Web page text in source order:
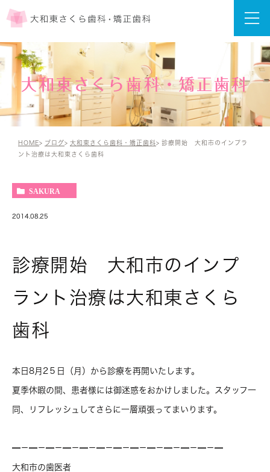
大和東さくら歯科・矯正歯科
HOME ブログ 大和東さくら歯科・矯正歯科
診療開始 大和市のインプラ
ント治療は大和東さくら歯科
SAKURA
2014.08.25
診療開始 大和市のインプ
ラント治療は大和東さくら
歯科
本日8月2５日（月）から診療を再開いたします。
夏季休暇の間、患者様には御迷惑をおかけしました。スタッフ一
同、リフレッシュしてさらに一層頑張ってまいります。
━－━－━－━－━－━－━－━－━－━－━－━－━
大和市の歯医者